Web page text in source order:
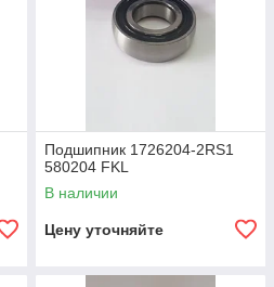
Подшипник 1726204-2RS1
580204 FKL
В наличии
Цену уточняйте